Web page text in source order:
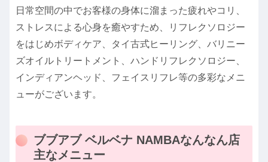
日常空間の中でお客様の身体に溜まった疲れやコリ、
ストレスによる心身を癒やすため、リフレクソロジー
をはじめボディケア、タイ古式ヒーリング、バリニー
ズオイルトリートメント、ハンドリフレクソロジー、
インディアンヘッド、フェイスリフレ等の多彩なメニ
ューがございます。
ブブアブ ベルベナ NAMBAなんなん店
主なメニュー